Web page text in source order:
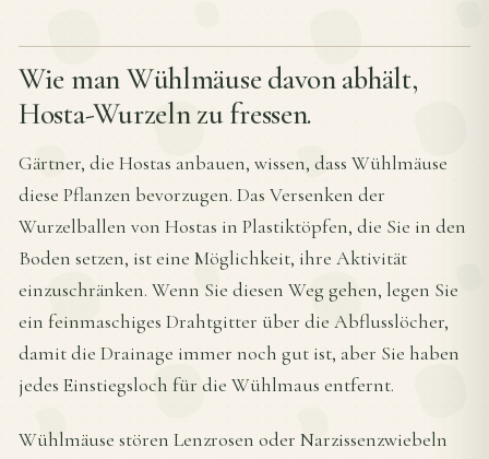
Wie man Wühlmäuse davon abhält,
Hosta-Wurzeln zu fressen.
Gärtner, die Hostas anbauen, wissen, dass Wühlmäuse
diese Pflanzen bevorzugen. Das Versenken der
Wurzelballen von Hostas in Plastiktöpfen, die Sie in den
Boden setzen, ist eine Möglichkeit, ihre Aktivität
einzuschränken. Wenn Sie diesen Weg gehen, legen Sie
ein feinmaschiges Drahtgitter über die Abflusslöcher,
damit die Drainage immer noch gut ist, aber Sie haben
jedes Einstiegsloch für die Wühlmaus entfernt.
Wühlmäuse stören Lenzrosen oder Narzissenzwiebeln